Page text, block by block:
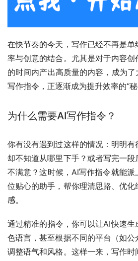
在快节奏的今天，写作已经不再是
率与创意的结合。尤其是对于内容
的时间内产出高质量的内容，成为
写作指令，正逐渐成为提升效率的“秘
为什么需要AI写作指令？
你有没有遇到过这样的情况：明明
却不知道从哪里下手？或者写完一
不满意？这时候，AI写作指令就能
位贴心的助手，帮你理清思路、优化
感。
通过精准的指令，你可以让AI快速
色语言，甚至根据不同的平台（如公
调整语气和风格。这样一来，写作